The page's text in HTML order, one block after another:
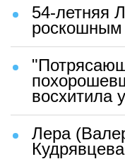
54-летняя
роскошным
восхитила
Лера